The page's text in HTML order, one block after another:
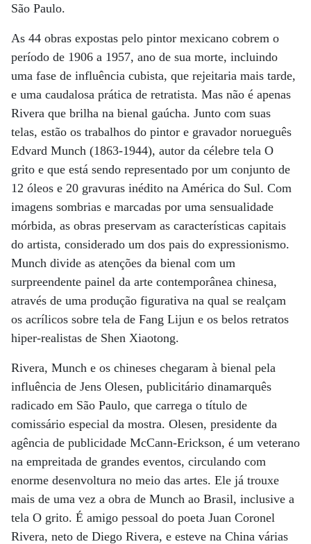
São Paulo.
As 44 obras expostas pelo pintor mexicano cobrem o
período de 1906 a 1957, ano de sua morte, incluindo
uma fase de influência cubista, que rejeitaria mais tarde,
e uma caudalosa prática de retratista. Mas não é apenas
Rivera que brilha na bienal gaúcha. Junto com suas
telas, estão os trabalhos do pintor e gravador norueguês
Edvard Munch (1863-1944), autor da célebre tela O
grito e que está sendo representado por um conjunto de
12 óleos e 20 gravuras inédito na América do Sul. Com
imagens sombrias e marcadas por uma sensualidade
mórbida, as obras preservam as características capitais
do artista, considerado um dos pais do expressionismo.
Munch divide as atenções da bienal com um
surpreendente painel da arte contemporânea chinesa,
através de uma produção figurativa na qual se realçam
os acrílicos sobre tela de Fang Lijun e os belos retratos
hiper-realistas de Shen Xiaotong.
Rivera, Munch e os chineses chegaram à bienal pela
influência de Jens Olesen, publicitário dinamarquês
radicado em São Paulo, que carrega o título de
comissário especial da mostra. Olesen, presidente da
agência de publicidade McCann-Erickson, é um veterano
na empreitada de grandes eventos, circulando com
enorme desenvoltura no meio das artes. Ele já trouxe
mais de uma vez a obra de Munch ao Brasil, inclusive a
tela O grito. É amigo pessoal do poeta Juan Coronel
Rivera, neto de Diego Rivera, e esteve na China várias